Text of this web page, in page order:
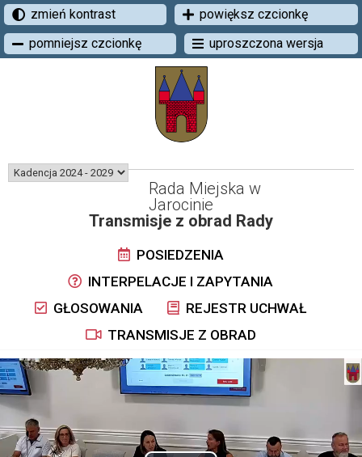
zmień kontrast
powiększ czcionkę
pomniejsz czcionkę
uproszczona wersja
Rada Miejska w
Jarocinie
Transmisje z obrad Rady
POSIEDZENIA
INTERPELACJE I ZAPYTANIA
GŁOSOWANIA
REJESTR UCHWAŁ
TRANSMISJE Z OBRAD